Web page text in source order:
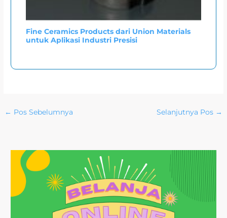
Fine Ceramics Products dari Union Materials
untuk Aplikasi Industri Presisi
← Pos Sebelumnya Selanjutnya Pos →